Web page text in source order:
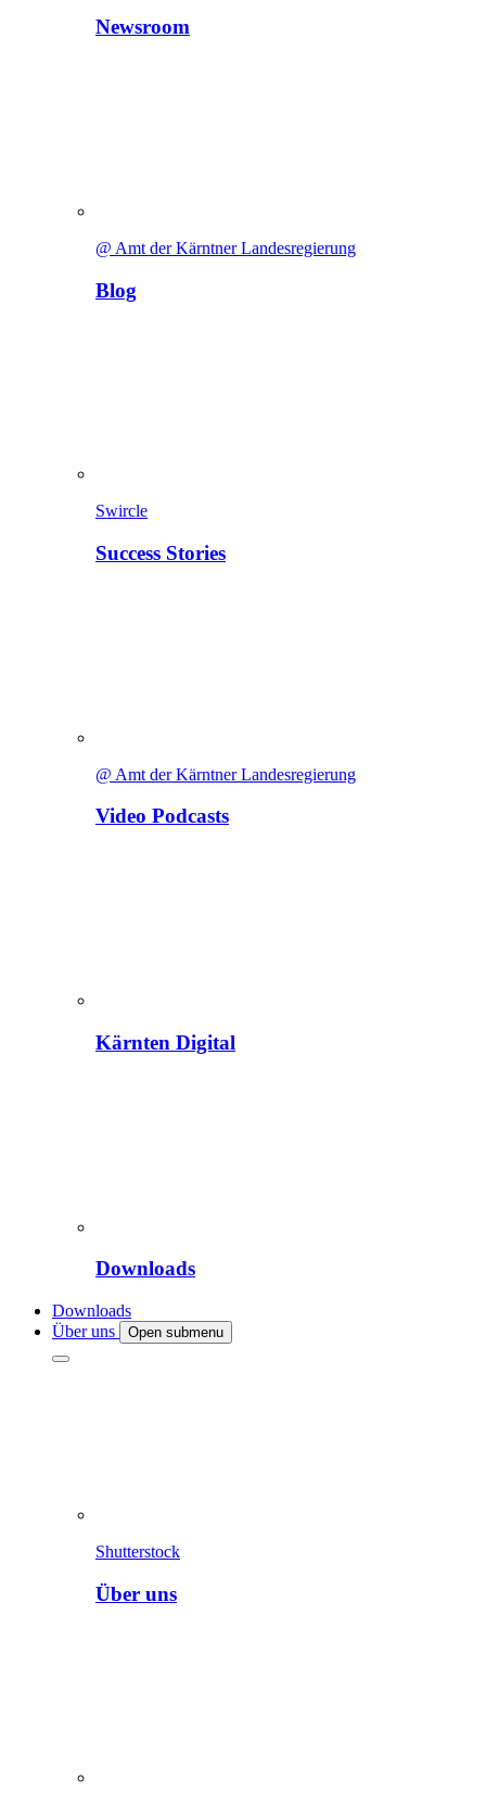
Newsroom
@ Amt der Kärntner Landesregierung
Blog
Swircle
Success Stories
@ Amt der Kärntner Landesregierung
Video Podcasts
Kärnten Digital
Downloads
Downloads
Über uns
Open submenu
Shutterstock
Über uns